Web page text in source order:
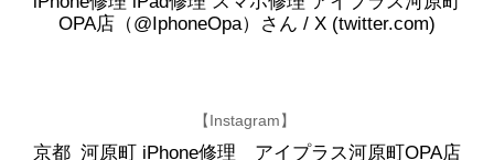
OPA店（@IphoneOpa）さん / X (twitter.com)
【Instagram】
京都_河原町 iPhone修理 アイプラス河原町OPA店